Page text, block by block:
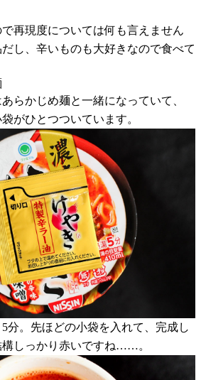
再現度については何も言えません
し、辛いものも大好きなので食べて
らかじめ麺と一緒になっていて、
がひとつついています。
分。先ほどの小袋を入れて、完成し
しっかり赤いですね……。